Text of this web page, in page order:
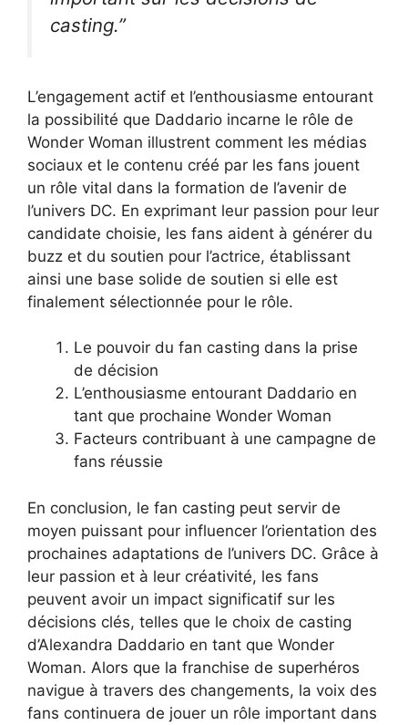
casting.”
L’engagement actif et l’enthousiasme entourant
la possibilité que Daddario incarne le rôle de
Wonder Woman illustrent comment les médias
sociaux et le contenu créé par les fans jouent
un rôle vital dans la formation de l’avenir de
l’univers DC. En exprimant leur passion pour leur
candidate choisie, les fans aident à générer du
buzz et du soutien pour l’actrice, établissant
ainsi une base solide de soutien si elle est
finalement sélectionnée pour le rôle.
Le pouvoir du fan casting dans la prise
de décision
L’enthousiasme entourant Daddario en
tant que prochaine Wonder Woman
Facteurs contribuant à une campagne de
fans réussie
En conclusion, le fan casting peut servir de
moyen puissant pour influencer l’orientation des
prochaines adaptations de l’univers DC. Grâce à
leur passion et à leur créativité, les fans
peuvent avoir un impact significatif sur les
décisions clés, telles que le choix de casting
d’Alexandra Daddario en tant que Wonder
Woman. Alors que la franchise de superhéros
navigue à travers des changements, la voix des
fans continuera de jouer un rôle important dans